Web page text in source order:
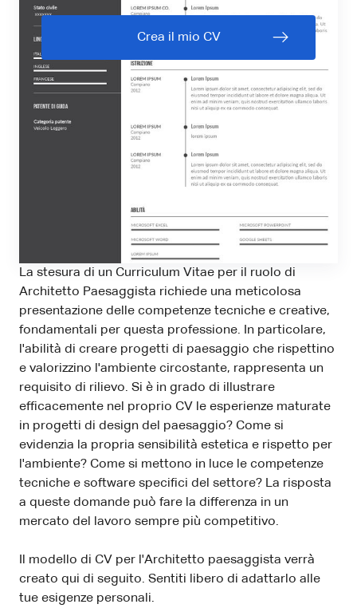
Crea il mio CV
La stesura di un Curriculum Vitae per il ruolo di
Architetto Paesaggista richiede una meticolosa
presentazione delle competenze tecniche e creative,
fondamentali per questa professione. In particolare,
l'abilità di creare progetti di paesaggio che rispettino
e valorizzino l'ambiente circostante, rappresenta un
requisito di rilievo. Si è in grado di illustrare
efficacemente nel proprio CV le esperienze maturate
in progetti di design del paesaggio? Come si
evidenzia la propria sensibilità estetica e rispetto per
l'ambiente? Come si mettono in luce le competenze
tecniche e software specifici del settore? La risposta
a queste domande può fare la differenza in un
mercato del lavoro sempre più competitivo.
Il modello di CV per l'Architetto paesaggista verrà
creato qui di seguito. Sentiti libero di adattarlo alle
tue esigenze personali.